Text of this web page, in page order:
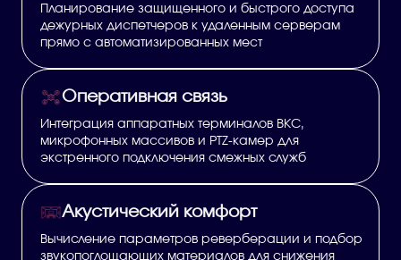
Планирование защищенного и быстрого доступа
дежурных диспетчеров к удаленным серверам
прямо с автоматизированных мест
Оперативная связь
Интеграция аппаратных терминалов ВКС,
микрофонных массивов и PTZ-камер для
экстренного подключения смежных служб
Акустический комфорт
Вычисление параметров реверберации и подбор
звукопоглощающих материалов для снижения